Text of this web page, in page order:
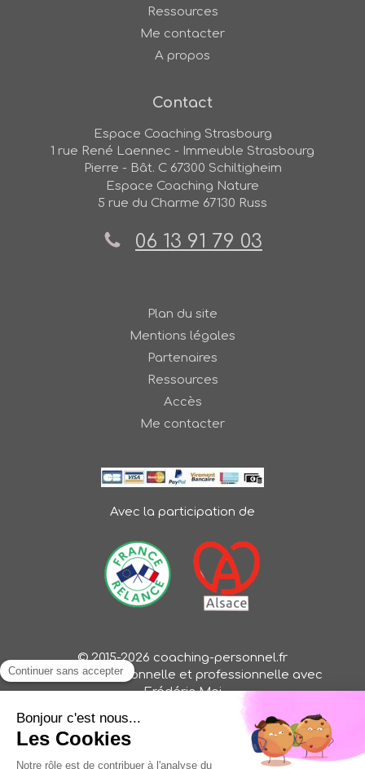
Ressources
Me contacter
A propos
Contact
Espace Coaching Strasbourg
1 rue René Laennec - Immeuble Strasbourg
Pierre - Bât. C 67300 Schiltigheim
Espace Coaching Nature
5 rue du Charme 67130 Russ
06 13 91 79 03
Plan du site
Mentions légales
Partenaires
Ressources
Accès
Me contacter
Avec la participation de
© 2015-2026 coaching-personnel.fr
Evolution personnelle et professionnelle avec
Frédéric Mai
Oser une vie libre, inspirante et pleine de sens (Oser
ma vie, Oser mon job, Oser mon business)